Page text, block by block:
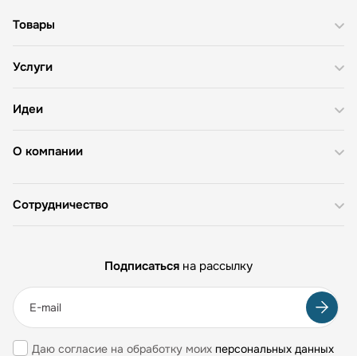
О компании
Товары
Услуги
Идеи
Сотрудничество
Подписаться на рассылку
Даю согласие на обработку моих персональных данных